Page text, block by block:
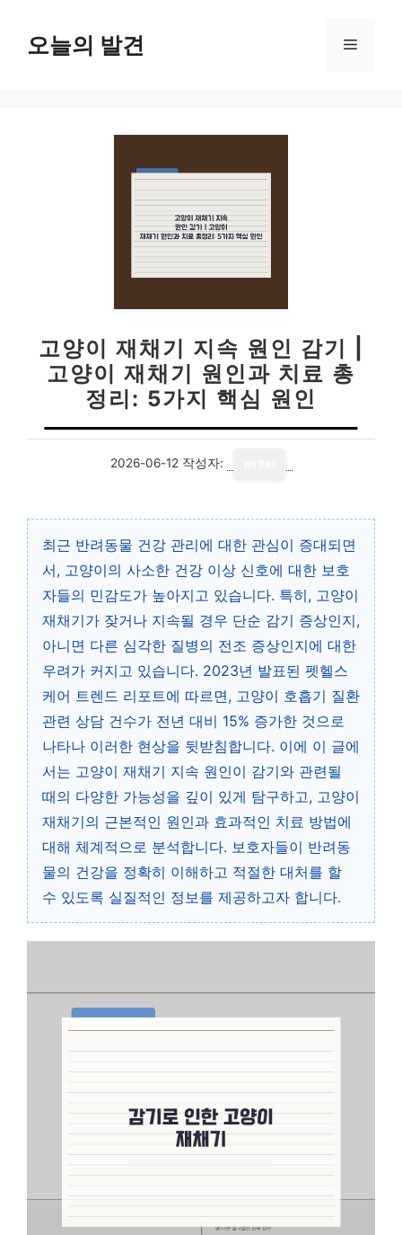
오늘의 발견 메
고양이 재채기 지속 원인 감기 |
고양이 재채기 원인과 치료 총
정리: 5가지 핵심 원인
2026-06-12 작성자:
최근 반려동물 건강 관리에 대한 관심이 증대되면
서, 고양이의 사소한 건강 이상 신호에 대한 보호
자들의 민감도가 높아지고 있습니다. 특히, 고양이
재채기가 잦거나 지속될 경우 단순 감기 증상인지,
아니면 다른 심각한 질병의 전조 증상인지에 대한
우려가 커지고 있습니다. 2023년 발표된 펫헬스
케어 트렌드 리포트에 따르면, 고양이 호흡기 질환
관련 상담 건수가 전년 대비 15% 증가한 것으로
나타나 이러한 현상을 뒷받침합니다. 이에 이 글에
서는 고양이 재채기 지속 원인이 감기와 관련될
때의 다양한 가능성을 깊이 있게 탐구하고, 고양이
재채기의 근본적인 원인과 효과적인 치료 방법에
대해 체계적으로 분석합니다. 보호자들이 반려동
물의 건강을 정확히 이해하고 적절한 대처를 할
수 있도록 실질적인 정보를 제공하고자 합니다.